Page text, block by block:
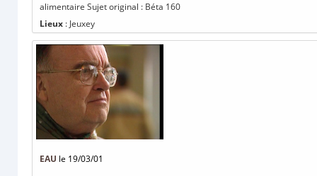
alimentaire Sujet original : Béta 160
Lieux : Jeuxey
EAU le 19/03/01